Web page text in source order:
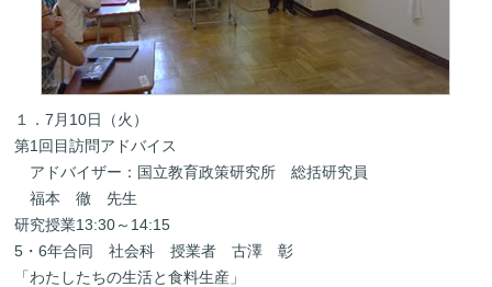
１．7月10日（火）
第1回目訪問アドバイス
アドバイザー：国立教育政策研究所 総括研究員
福本 徹 先生
研究授業13:30～14:15
5・6年合同 社会科 授業者 古澤 彰
「わたしたちの生活と食料生産」